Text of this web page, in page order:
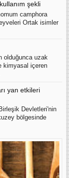
şekli
camphora
Ortak isimler
olduğunca uzak
kimyasal içeren
yan etkileri
Devletleri'nin
bölgesinde